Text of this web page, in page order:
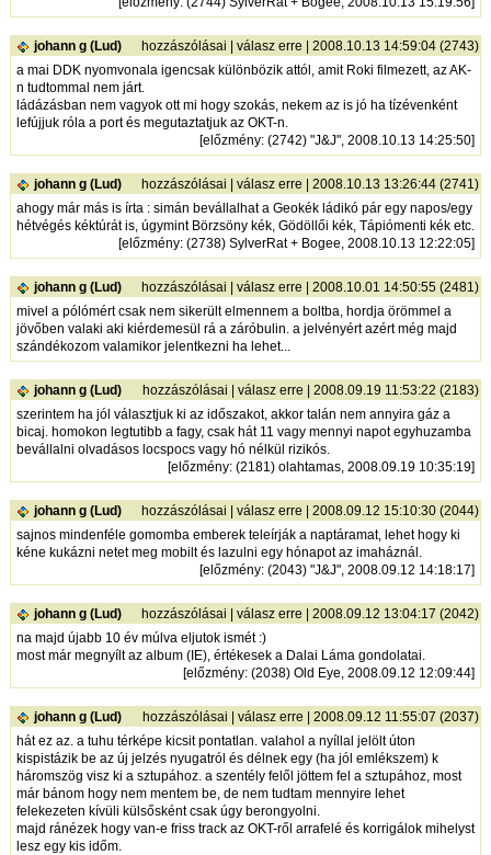
johann g (Lud) hozzászólásai |válasz erre | 2008.10.13 14:59:04 (2743)
a mai DDK nyomvonala igencsak különbözik attól, amit Roki filmezett, az AK-
n tudtommal nem járt.
ládázásban nem vagyok ott mi hogy szokás, nekem az is jó ha tízévenként
lefújjuk róla a port és megutaztatjuk az OKT-n.
[előzmény: (2742) "J&J", 2008.10.13 14:25:50]
johann g (Lud) hozzászólásai |válasz erre | 2008.10.13 13:26:44 (2741)
ahogy már más is írta : simán bevállalhat a Geokék ládikó pár egy napos/egy
hétvégés kéktúrát is, úgymint Börzsöny kék, Gödöllői kék, Tápiómenti kék etc.
[előzmény: (2738) SylverRat + Bogee, 2008.10.13 12:22:05]
johann g (Lud) hozzászólásai |válasz erre | 2008.10.01 14:50:55 (2481)
mivel a pólómért csak nem sikerült elmennem a boltba, hordja örömmel a
jövőben valaki aki kiérdemesül rá a záróbulin. a jelvényért azért még majd
szándékozom valamikor jelentkezni ha lehet...
johann g (Lud) hozzászólásai |válasz erre | 2008.09.19 11:53:22 (2183)
szerintem ha jól választjuk ki az időszakot, akkor talán nem annyira gáz a
bicaj. homokon legtutibb a fagy, csak hát 11 vagy mennyi napot egyhuzamba
bevállalni olvadásos locspocs vagy hó nélkül rizikós.
[előzmény: (2181) olahtamas, 2008.09.19 10:35:19]
johann g (Lud) hozzászólásai |válasz erre | 2008.09.12 15:10:30 (2044)
sajnos mindenféle gomomba emberek teleírják a naptáramat, lehet hogy ki
kéne kukázni netet meg mobilt és lazulni egy hónapot az imaháznál.
[előzmény: (2043) "J&J", 2008.09.12 14:18:17]
johann g (Lud) hozzászólásai |válasz erre | 2008.09.12 13:04:17 (2042)
na majd újabb 10 év múlva eljutok ismét :)
most már megnyílt az album (IE), értékesek a Dalai Láma gondolatai.
[előzmény: (2038) Old Eye, 2008.09.12 12:09:44]
johann g (Lud) hozzászólásai |válasz erre | 2008.09.12 11:55:07 (2037)
hát ez az. a tuhu térképe kicsit pontatlan. valahol a nyíllal jelölt úton
kispistázik be az új jelzés nyugatról és délnek egy (ha jól emlékszem) k
háromszög visz ki a sztupához. a szentély felől jöttem fel a sztupához, most
már bánom hogy nem mentem be, de nem tudtam mennyire lehet
felekezeten kívüli külsősként csak úgy berongyolni.
majd ránézek hogy van-e friss track az OKT-ről arrafelé és korrigálok mihelyst
lesz egy kis időm.